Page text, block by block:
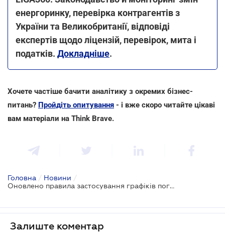
енергоринку, перевірка контрагентів з
України та Великобританії, відповіді
експертів щодо ліцензій, перевірок, мита і
податків. Докладніше.
Хочете частіше бачити аналітику з окремих бізнес-
питань? Пройдіть опитування - і вже скоро читайте цікаві
вам матеріали на Think Brave.
Головна / Новини /
Оновлено правила застосування графіків погодинного відключення електроенергії
Залиште коментар